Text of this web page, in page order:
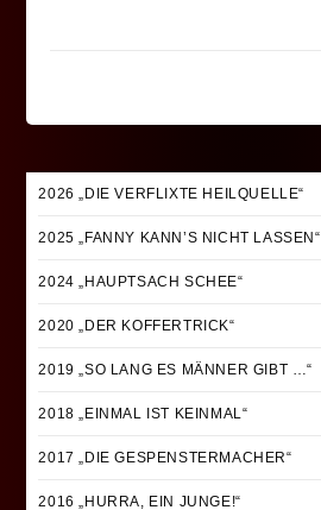
2026 „DIE VERFLIXTE HEILQUELLE“
2025 „FANNY KANN’S NICHT LASSEN“
2024 „HAUPTSACH SCHEE“
2020 „DER KOFFERTRICK“
2019 „SO LANG ES MÄNNER GIBT …“
2018 „EINMAL IST KEINMAL“
2017 „DIE GESPENSTERMACHER“
2016 „HURRA, EIN JUNGE!“